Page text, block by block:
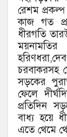
রেশম প্রকল্প
কাজ গত
ধীরগতি
ময়নামতির
চরবাকরসহ
সড়কের
ফেলে
প্রতিদিন
বাধ্য হয়ে
এতে থেমে